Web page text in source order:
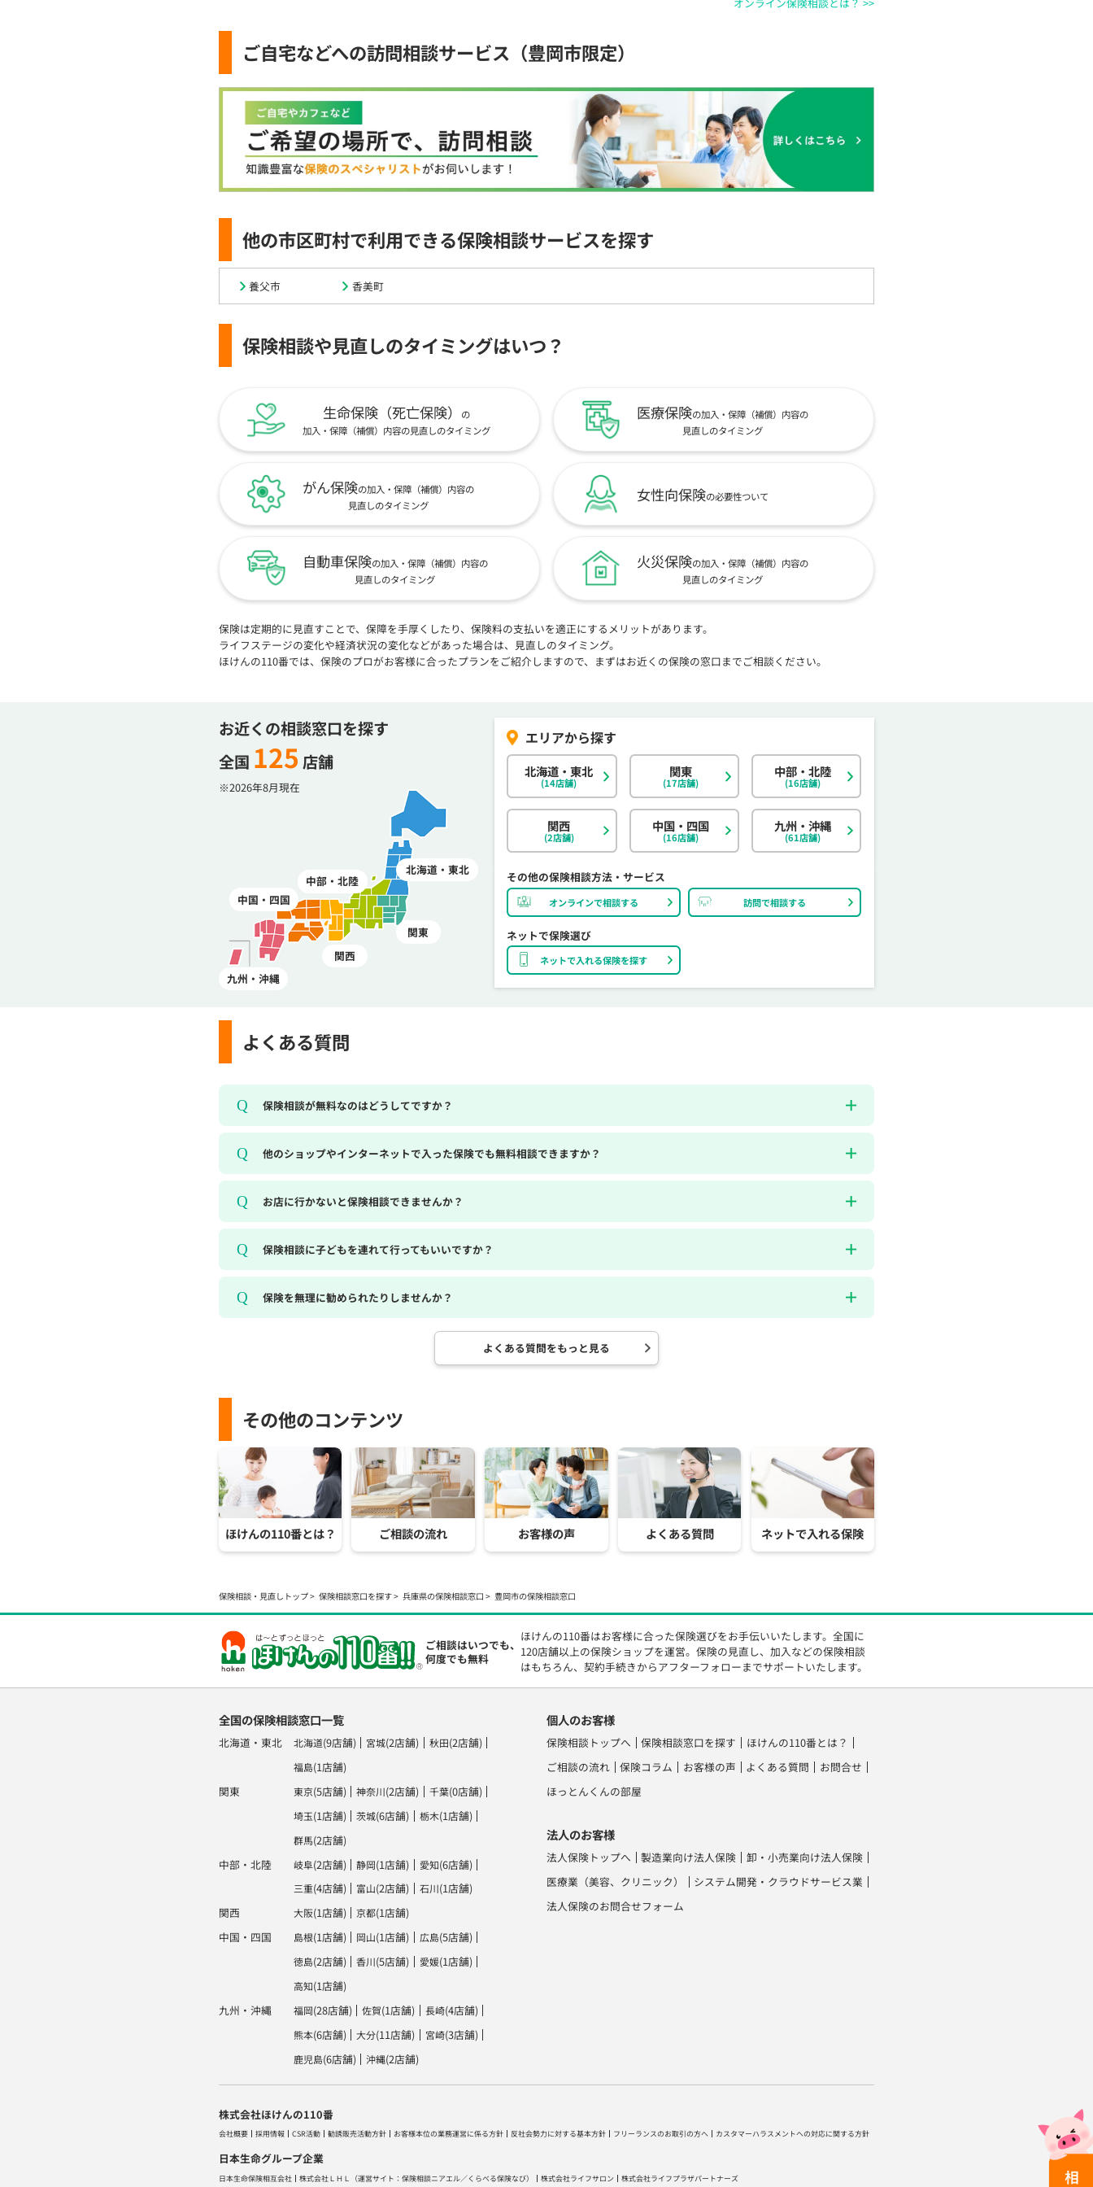
ご自宅などへの訪問相談サービス（豊岡市限定）
他の市区町村で利用できる保険相談サービスを探す
養父市 香美町
保険相談や見直しのタイミングはいつ？
生命保険（死亡保険）
の
加入・保障（補償）内容の見直しのタイミング
医療保険の加入・保障（補償）内容の
見直しのタイミング
がん保険の加入・保障（補償）内容の
見直しのタイミング
女性向保険の必要性ついて
自動車保険の加入・保障（補償）内容の
見直しのタイミング
火災保険の加入・保障（補償）内容の
見直しのタイミング
保険は定期的に見直すことで、保障を手厚くしたり、保険料の支払いを適正にするメリットがあります。
ライフステージの変化や経済状況の変化などがあった場合は、見直しのタイミング。
ほけんの110番では、保険のプロがお客様に合ったプランをご紹介しますので、まずはお近くの保険の窓口までご相談ください。
その他の保険相談方法・サービス
オンラインで相談する 訪問で相談する
ネットで保険選び
ネットで入れる保険を探す
お近くの相談窓口を探す
全国 125 店舗
北海道・東北
関東
中部・北陸
関西
中国・四国
九州・沖縄
北海道・東北
(14店舗)
関東
(17店舗)
中部・北陸
(16店舗)
関西
(2店舗)
中国・四国
(16店舗)
九州・沖縄
(61店舗)
※2026年8月現在
よくある質問
保険相談が無料なのはどうしてですか？
他のショップやインターネットで入った保険でも無料相談できますか？
お店に行かないと保険相談できませんか？
保険相談に子どもを連れて行ってもいいですか？
保険を無理に勧められたりしませんか？
よくある質問をもっと見る
その他のコンテンツ
ほけんの110番とは？ ご相談の流れ お客様の声 よくある質問 ネットで入れる保険
保険相談・見直しトップ 保険相談窓口を探す 兵庫県の保険相談窓口 豊岡市の保険相談窓口
ご相談はいつでも、
何度でも無料
ほけんの110番はお客様に合った保険選びをお手伝いいたします。全国に
120店舗以上の保険ショップを運営。保険の見直し、加入などの保険相談
はもちろん、契約手続きからアフターフォローまでサポートいたします。
全国の保険相談窓口一覧
北海道・東北 北海道(9店舗) 宮城(2店舗) 秋田(2店舗)
福島(1店舗)
関東
東京(5店舗) 神奈川(2店舗) 千葉(0店舗)
埼玉(1店舗) 茨城(6店舗) 栃木(1店舗)
群馬(2店舗)
中部・北陸
岐阜(2店舗) 静岡(1店舗) 愛知(6店舗)
三重(4店舗) 富山(2店舗) 石川(1店舗)
関西
大阪(1店舗) 京都(1店舗)
中国・四国
島根(1店舗) 岡山(1店舗) 広島(5店舗)
徳島(2店舗) 香川(5店舗) 愛媛(1店舗)
高知(1店舗)
九州・沖縄
福岡(28店舗) 佐賀(1店舗) 長崎(4店舗)
熊本(6店舗) 大分(11店舗) 宮崎(3店舗)
鹿児島(6店舗) 沖縄(2店舗)
個人のお客様
保険相談トップへ 保険相談窓口を探す
ほけんの110番とは？
ご相談の流れ
保険コラム お客様の声 よくある質問
お問合せ
ほっとんくんの部屋
法人のお客様
法人保険トップへ 製造業向け法人保険
卸・小売業向け法人保険
医療業（美容、クリニック）
システム開発・クラウドサービス業
法人保険のお問合せフォーム
株式会社ほけんの110番
会社概要 採用情報 CSR活動 勧誘販売活動方針 お客様本位の業務運営に係る方針 反社会勢力に対する基本方針 フリーランスのお取引の方へ カスタマーハラスメントへの対応に関する方針
日本生命グループ企業
日本生命保険相互会社 株式会社ＬＨＬ （運営サイト： 保険相談ニアエル／くらべる保険なび） 株式会社ライフサロン 株式会社ライフプラザパートナーズ